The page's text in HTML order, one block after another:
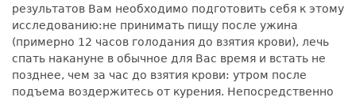
результатов Вам необходимо подготовить себя к этому
исследованию:не принимать пищу после ужина
(примерно 12 часов голодания до взятия крови), лечь
спать накануне в обычное для Вас время и встать не
позднее, чем за час до взятия крови: утром после
подъема воздержитесь от курения. Непосредственно